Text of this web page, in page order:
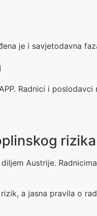
je i savjetodavna
Radnici i
rizika
Austrije.
a jasna pravila o